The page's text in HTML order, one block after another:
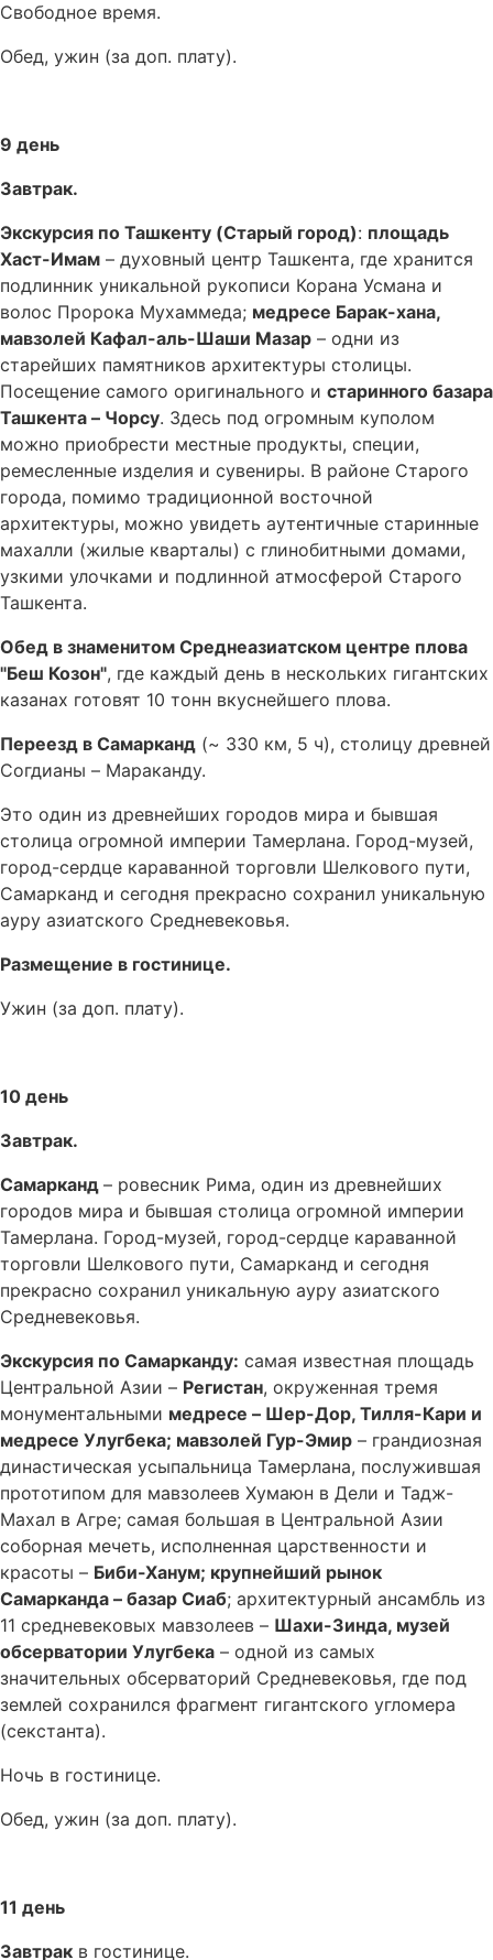
Свободное время.
Обед, ужин (за доп. плату).
9 день
Завтрак.
Экскурсия по Ташкенту (Старый город): площадь
Хаст-Имам – духовный центр Ташкента, где хранится
подлинник уникальной рукописи Корана Усмана и
волос Пророка Мухаммеда; медресе Барак-хана,
мавзолей Кафал-аль-Шаши Мазар – одни из
старейших памятников архитектуры столицы.
Посещение самого оригинального и старинного базара
Ташкента – Чорсу. Здесь под огромным куполом
можно приобрести местные продукты, специи,
ремесленные изделия и сувениры. В районе Старого
города, помимо традиционной восточной
архитектуры, можно увидеть аутентичные старинные
махалли (жилые кварталы) с глинобитными домами,
узкими улочками и подлинной атмосферой Старого
Ташкента.
Обед в знаменитом Среднеазиатском центре плова
"Беш Козон", где каждый день в нескольких гигантских
казанах готовят 10 тонн вкуснейшего плова.
Переезд в Самарканд (~ 330 км, 5 ч), столицу древней
Согдианы – Мараканду.
Это один из древнейших городов мира и бывшая
столица огромной империи Тамерлана. Город-музей,
город-сердце караванной торговли Шелкового пути,
Самарканд и сегодня прекрасно сохранил уникальную
ауру азиатского Средневековья.
Размещение в гостинице.
Ужин (за доп. плату).
10 день
Завтрак.
Самарканд – ровесник Рима, один из древнейших
городов мира и бывшая столица огромной империи
Тамерлана. Город-музей, город-сердце караванной
торговли Шелкового пути, Самарканд и сегодня
прекрасно сохранил уникальную ауру азиатского
Средневековья.
Экскурсия по Самарканду: самая известная площадь
Центральной Азии – Регистан, окруженная тремя
монументальными медресе – Шер-Дор, Тилля-Кари и
медресе Улугбека; мавзолей Гур-Эмир – грандиозная
династическая усыпальница Тамерлана, послужившая
прототипом для мавзолеев Хумаюн в Дели и Тадж-
Махал в Агре; самая большая в Центральной Азии
соборная мечеть, исполненная царственности и
красоты – Биби-Ханум; крупнейший рынок
Самарканда – базар Сиаб; архитектурный ансамбль из
11 средневековых мавзолеев – Шахи-Зинда, музей
обсерватории Улугбека – одной из самых
значительных обсерваторий Средневековья, где под
землей сохранился фрагмент гигантского угломера
(секстанта).
Ночь в гостинице.
Обед, ужин (за доп. плату).
11 день
Завтрак в гостинице.